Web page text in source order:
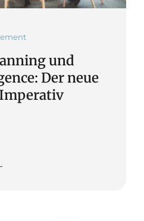
und
Der neue